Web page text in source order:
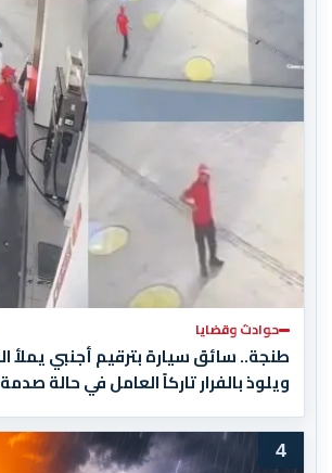
حوادث وقضايا
طنجة.. سائق سيارة بترقيم أجنبي يملأ
ويلوذ بالفرار تاركاً العامل في حالة
4